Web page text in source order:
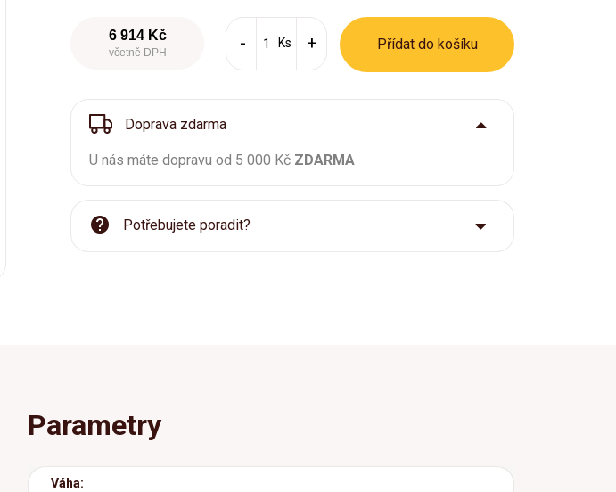
6 914 Kč
včetně DPH
Ks Přídat do košíku
Doprava zdarma
U nás máte dopravu od 5 000 Kč ZDARMA
Potřebujete poradit?
Parametry
Váha: